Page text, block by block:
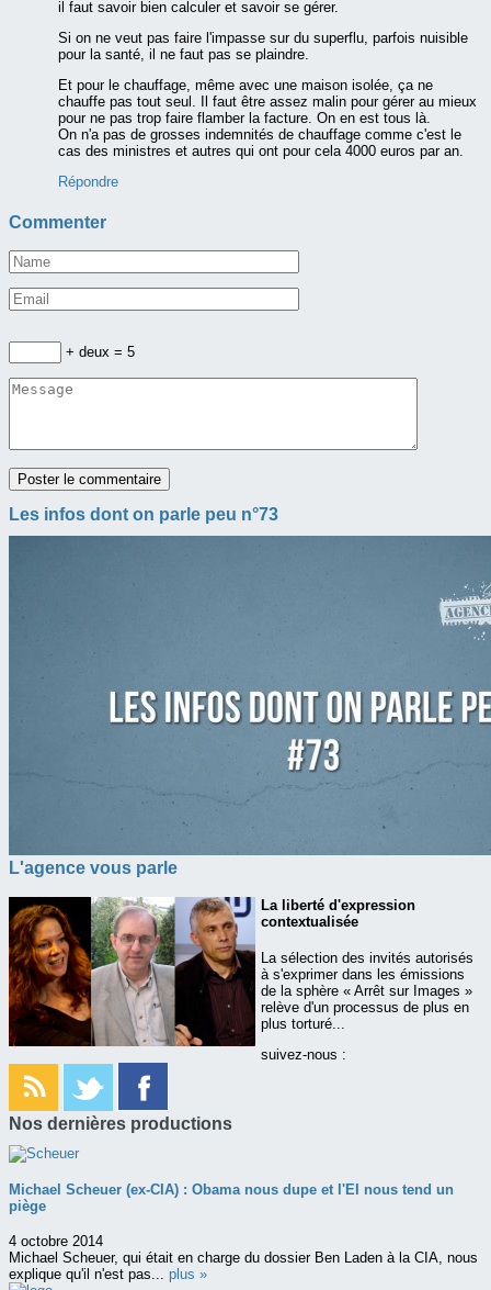
il faut savoir bien calculer et savoir se gérer.
Si on ne veut pas faire l'impasse sur du superflu, parfois nuisible
pour la santé, il ne faut pas se plaindre.
Et pour le chauffage, même avec une maison isolée, ça ne
chauffe pas tout seul. Il faut être assez malin pour gérer au mieux
pour ne pas trop faire flamber la facture. On en est tous là.
On n'a pas de grosses indemnités de chauffage comme c'est le
cas des ministres et autres qui ont pour cela 4000 euros par an.
Répondre
Commenter
+ deux = 5
Les infos dont on parle peu n°73
L'agence vous parle
La liberté d'expression
contextualisée
La sélection des invités autorisés
à s'exprimer dans les émissions
de la sphère « Arrêt sur Images »
relève d'un processus de plus en
plus torturé...
suivez-nous :
Nos dernières productions
Michael Scheuer (ex-CIA) : Obama nous dupe et l'EI nous tend un
piège
4 octobre 2014
Michael Scheuer, qui était en charge du dossier Ben Laden à la CIA, nous
explique qu'il n'est pas... plus »